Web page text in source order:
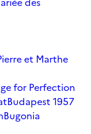
et Marthe
for Perfection
Budapest 1957
Bugonia